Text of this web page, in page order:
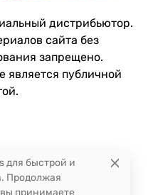
дистрибьютор.
сайта без
запрещено.
является публичной
для быстрой и
Продолжая
принимаете